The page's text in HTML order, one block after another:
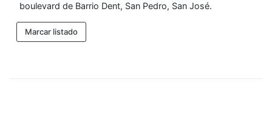
boulevard de Barrio Dent, San Pedro, San José.
Marcar listado